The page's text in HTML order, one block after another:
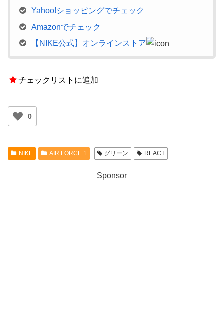
Yahoo!ショッピングでチェック
Amazonでチェック
【NIKE公式】オンラインストア
チェックリストに追加
0
NIKE AIR FORCE 1 グリーン REACT
Sponsor